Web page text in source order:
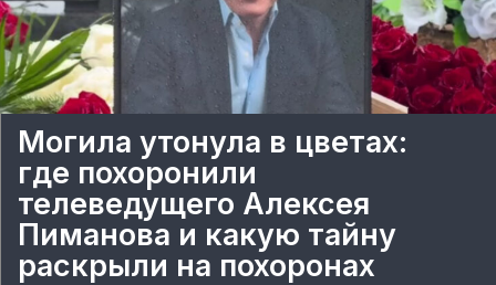
Могила утонула в цветах:
где похоронили
телеведущего Алексея
Пиманова и какую тайну
раскрыли на похоронах